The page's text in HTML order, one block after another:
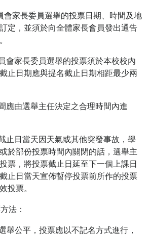
會家長委員選舉的投票日期、時間及地
定，並須於向全體家長會員發出通告
會家長委員選舉的投票須於本校校內
止日期應與提名截止日期相距最少兩
應由選舉主任決定之合理時間內進
止日當天因天氣或其他突發事故，學
於部份投票時間內關閉的話，選舉主
票，將投票截止日延至下一個上課日
止日當天宣佈暫停投票前所作的投票
投票。
：
舉公平，投票應以不記名方式進行，